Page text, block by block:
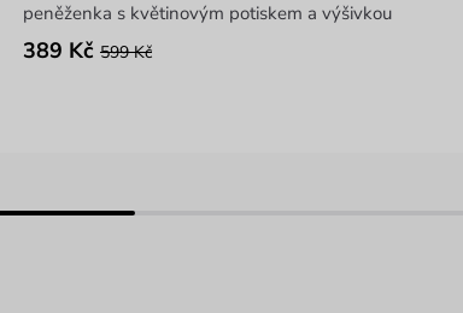
peněženka s květinovým potiskem a výšivkou
389 Kč 599 Kč